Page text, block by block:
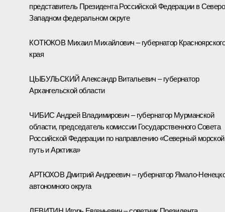
представитель Президента Российской Федерации в
Западном федеральном округе
КОТЮКОВ Михаил Михайлович – губернатор
края
ЦЫБУЛЬСКИЙ Александр Витальевич – губернатор
Архангельской области
ЧИБИС Андрей Владимирович – губернатор Мурманской
области, председатель комиссии Государственного Совета
Российской Федерации по направлению «Северный морской
путь и Арктика»
АРТЮХОВ Дмитрий Андреевич – губернатор Ямало-
автономного округа